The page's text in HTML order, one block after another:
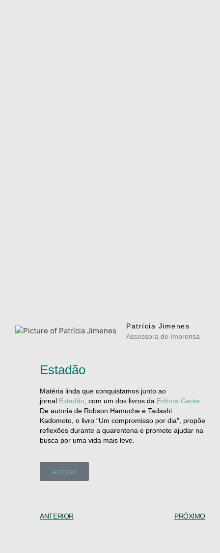
Patrícia Jimenes
Assessora de Imprensa
Estadão
Matéria linda que conquistamos junto ao
jornal Estadão , com um dos livros da Editora Gente
De autoria de Robson Hamuche e Tadashi
Kadomoto, o livro “Um compromisso por dia”, propõe
reflexões durante a quarentena e promete ajudar na
busca por uma vida mais leve.
Acesse
ANTERIOR PRÓXIMO